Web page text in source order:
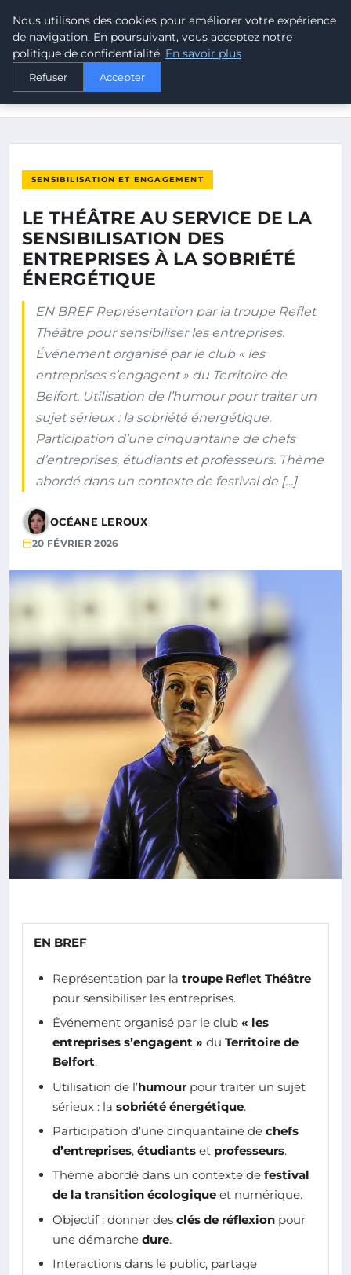
MALTA CLIMATE
ACCUEIL
LE THÉÂTRE AU SERVICE DE LA SENSIBILISATION DES
SENSIBILISATION ET ENGAGEMENT
LE THÉÂTRE AU SERVICE DE LA
SENSIBILISATION DES
ENTREPRISES À LA SOBRIÉTÉ
ÉNERGÉTIQUE
EN BREF Représentation par la troupe Reflet
Théâtre pour sensibiliser les entreprises.
Événement organisé par le club « les
entreprises s’engagent » du Territoire de
Belfort. Utilisation de l’humour pour traiter un
sujet sérieux : la sobriété énergétique.
Participation d’une cinquantaine de chefs
d’entreprises, étudiants et professeurs. Thème
abordé dans un contexte de festival de […]
OCÉANE LEROUX
20 FÉVRIER 2026
EN BREF
Représentation par la troupe Reflet Théâtre
pour sensibiliser les entreprises.
Événement organisé par le club « les
entreprises s’engagent » du Territoire de
Belfort.
Utilisation de l’humour pour traiter un sujet
sérieux : la sobriété énergétique.
Participation d’une cinquantaine de chefs
d’entreprises, étudiants et professeurs.
Thème abordé dans un contexte de festival
de la transition écologique et numérique.
Objectif : donner des clés de réflexion pour
une démarche dure.
Interactions dans le public, partage
Nous utilisons des cookies pour améliorer votre expérience
de navigation. En poursuivant, vous acceptez notre
politique de confidentialité. En savoir plus
Refuser Accepter